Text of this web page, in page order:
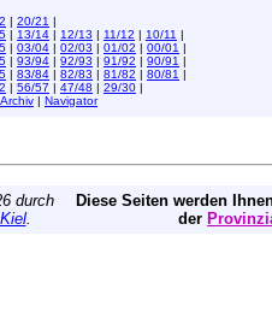
| 20/21 |
| 13/14 | 12/13 | 11/12 | 10/11 |
| 03/04 | 02/03 | 01/02 | 00/01 |
| 93/94 | 92/93 | 91/92 | 90/91 |
| 83/84 | 82/83 | 81/82 | 80/81 |
| 56/57 | 47/48 | 29/30 |
Archiv | Navigator
durch
.
Diese Seiten werden
der